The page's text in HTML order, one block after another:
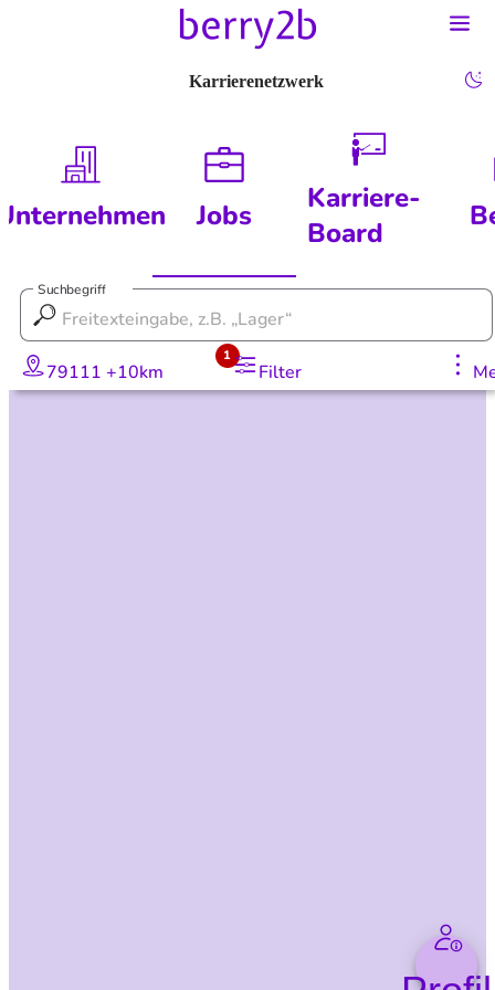
Karrierenetzwerk
Jobs
Karriere-
Board
Suchbegriff
79111 +10km Filter
1